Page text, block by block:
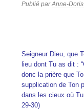
Publié parAnne-
Seigneur Dieu, que
lieu dont Tu as dit :
donc la prière que
supplication de Ton
dans les cieux où
29-30)